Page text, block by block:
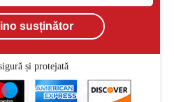
susținător
și protejată